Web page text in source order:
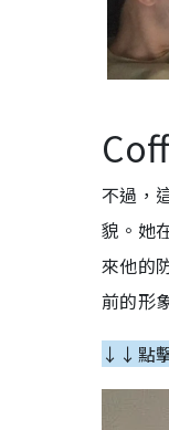
不過，
貌。她
來他的
前的形
↓↓點